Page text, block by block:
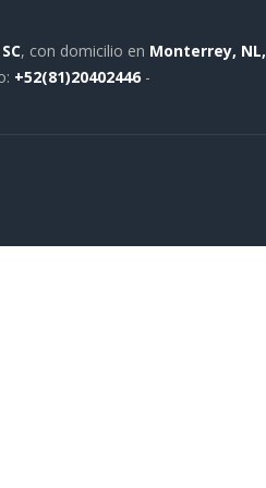
, con domicilio en Monterrey, NL,
+52(81)20402446-